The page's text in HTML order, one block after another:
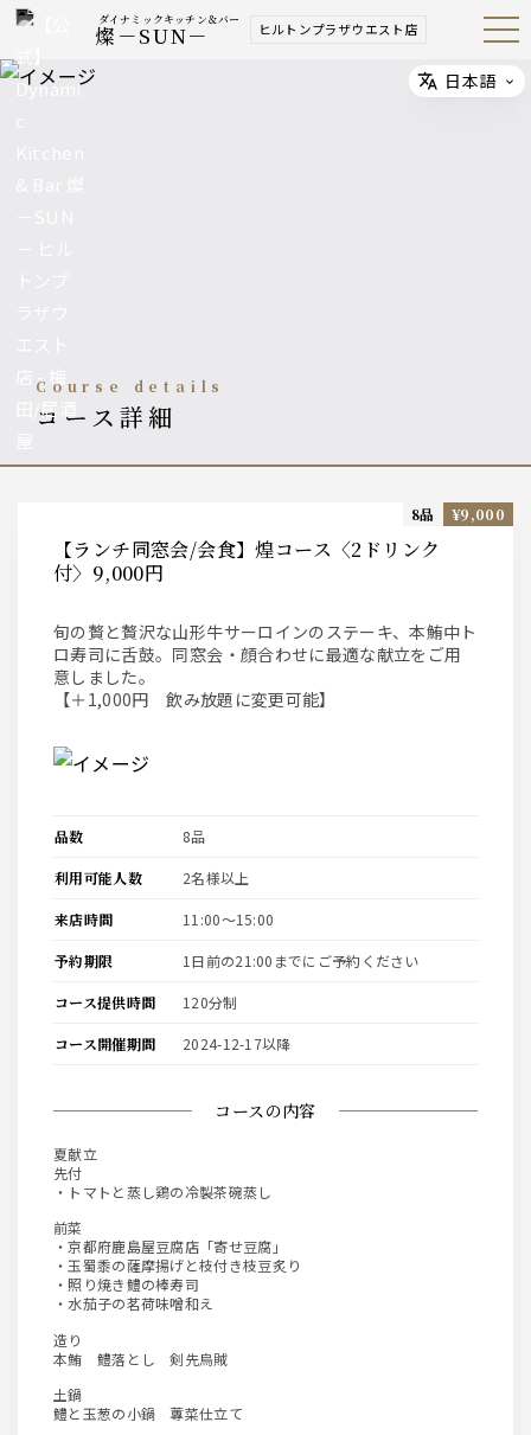
ダイナミックキッチン＆バー
燦－SUN－ ヒルトンプラザウエスト店 Open
Navig
course details
コース詳細
【ランチ同窓会/会食】煌コース〈2ドリンク
付〉9,000円
旬の贅と贅沢な山形牛サーロインのステーキ、本鮪中ト
ロ寿司に舌鼓。同窓会・顔合わせに最適な献立をご用
意しました。
【＋1,000円 飲み放題に変更可能】
8品 ¥9,000
コースの内容
夏献立
先付
・トマトと蒸し鶏の冷製茶碗蒸し
前菜
・京都府鹿島屋豆腐店「寄せ豆腐」
・玉蜀黍の薩摩揚げと枝付き枝豆炙り
・照り焼き鱧の棒寿司
・水茄子の茗荷味噌和え
造り
本鮪 鱧落とし 剣先烏賊
土鍋
鱧と玉葱の小鍋 蓴菜仕立て
品数 8品
利用可能人数 2名様以上
来店時間 11:00〜15:00
予約期限 1日前の21:00までにご予約ください
コース提供時間 120分制
コース開催期間 2024-12-17以降
Select
日本語